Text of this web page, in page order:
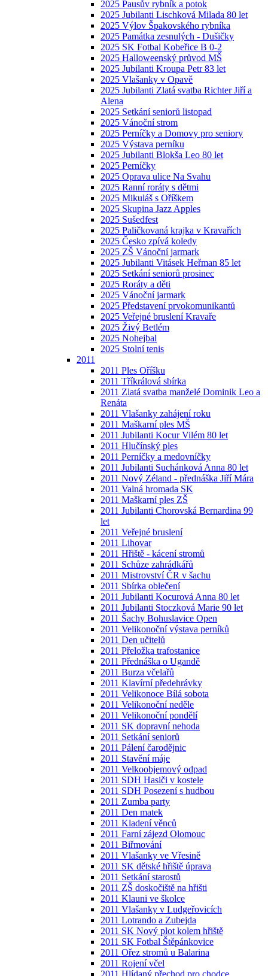
2025 Pausův rybník a potok
2025 Jubilanti Lischková Milada 80 let
2025 Výlov Špakovského rybníka
2025 Památka zesnulých - Dušičky
2025 SK Fotbal Kobeřice B 0-2
2025 Halloweenský průvod MŠ
2025 Jubilanti Kroupa Petr 83 let
2025 Vlašanky v Opavě
2025 Jubilanti Zlatá svatba Richter Jiří a
Alena
2025 Setkání seniorů listopad
2025 Vánoční strom
2025 Perníčky a Domovy pro seniory
2025 Výstava perníku
2025 Jubilanti Blokša Leo 80 let
2025 Perníčky
2025 Oprava ulice Na Svahu
2025 Ranní roráty s dětmi
2025 Mikuláš s Oříškem
2025 Skupina Jazz Apples
2025 Sušedfest
2025 Paličkovaná krajka v Kravařích
2025 Česko zpívá koledy
2025 ZŠ Vánoční jarmark
2025 Jubilanti Vitásek Heřman 85 let
2025 Setkání seniorů prosinec
2025 Roráty a děti
2025 Vánoční jarmark
2025 Představení prvokomunikantů
2025 Veřejné bruslení Kravaře
2025 Živý Betlém
2025 Nohejbal
2025 Stolní tenis
2011
2011 Ples Oříšku
2011 Tříkrálová sbírka
2011 Zlatá svatba manželé Dominik Leo a
Renáta
2011 Vlašanky zahájení roku
2011 Maškarní ples MŠ
2011 Jubilanti Kocur Vilém 80 let
2011 Hlučínský ples
2011 Perníčky a medovníčky
2011 Jubilanti Suchánková Anna 80 let
2011 Nový Zéland - přednáška Jiří Mára
2011 Valná hromada SK
2011 Maškarní ples ZŠ
2011 Jubilanti Chorovská Bernardina 99
let
2011 Veřejné bruslení
2011 Lihovar
2011 Hřiště - kácení stromů
2011 Schůze zahrádkářů
2011 Mistrovství ČR v šachu
2011 Sbírka oblečení
2011 Jubilanti Kocurová Anna 80 let
2011 Jubilanti Stoczková Marie 90 let
2011 Šachy Bohuslavice Open
2011 Velikonoční výstava perníků
2011 Den učitelů
2011 Přeložka trafostanice
2011 Přednáška o Ugandě
2011 Burza včelařů
2011 Klavírní předehrávky
2011 Velikonoce Bílá sobota
2011 Velikonoční neděle
2011 Velikonoční pondělí
2011 SK dopravní nehoda
2011 Setkání seniorů
2011 Pálení čarodějnic
2011 Stavění máje
2011 Velkoobjemový odpad
2011 SDH Hasiči v kostele
2011 SDH Posezení s hudbou
2011 Zumba party
2011 Den matek
2011 Kladení věnců
2011 Farní zájezd Olomouc
2011 Biřmování
2011 Vlašanky ve Vřesině
2011 SK dětské hřiště úprava
2011 Setkání starostů
2011 ZŠ doskočiště na hřišti
2011 Klauni ve školce
2011 Vlašanky v Ludgeřovicích
2011 Lotrando a Zubejda
2011 SK Nový plot kolem hřiště
2011 SK Fotbal Štěpánkovice
2011 Ořez stromů u Balarina
2011 Rojení včel
2011 Hlídaný přechod pro chodce